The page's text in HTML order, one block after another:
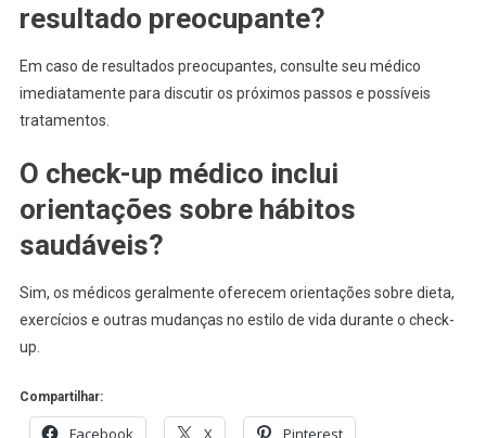
resultado preocupante?
Em caso de resultados preocupantes, consulte seu médico
imediatamente para discutir os próximos passos e possíveis
tratamentos.
O check-up médico inclui
orientações sobre hábitos
saudáveis?
Sim, os médicos geralmente oferecem orientações sobre dieta,
exercícios e outras mudanças no estilo de vida durante o check-
up.
Compartilhar:
Facebook X Pinterest